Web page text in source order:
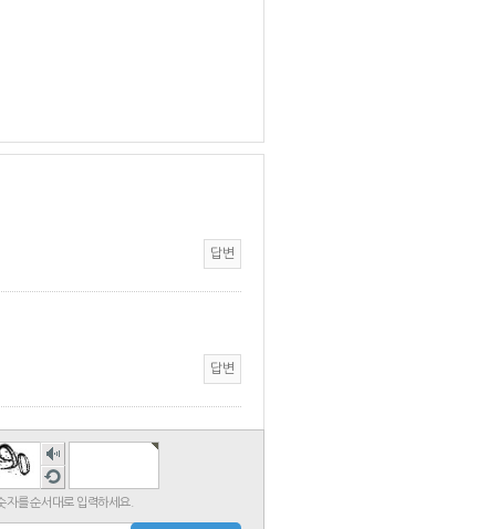
답변
답변
숫자
음성
듣기
새로
고침
자를 순서대로 입력하세요.